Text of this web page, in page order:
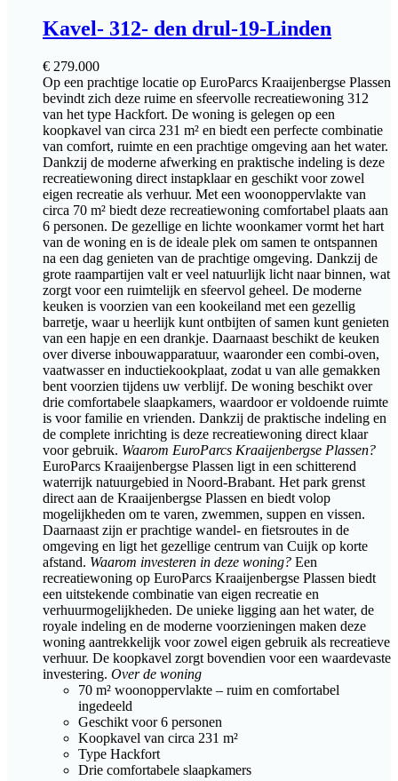
Kavel- 312- den drul-19-Linden
€ 279.000
Op een prachtige locatie op EuroParcs Kraaijenbergse Plassen
bevindt zich deze ruime en sfeervolle recreatiewoning 312
van het type Hackfort. De woning is gelegen op een
koopkavel van circa 231 m² en biedt een perfecte combinatie
van comfort, ruimte en een prachtige omgeving aan het water.
Dankzij de moderne afwerking en praktische indeling is deze
recreatiewoning direct instapklaar en geschikt voor zowel
eigen recreatie als verhuur. Met een woonoppervlakte van
circa 70 m² biedt deze recreatiewoning comfortabel plaats aan
6 personen. De gezellige en lichte woonkamer vormt het hart
van de woning en is de ideale plek om samen te ontspannen
na een dag genieten van de prachtige omgeving. Dankzij de
grote raampartijen valt er veel natuurlijk licht naar binnen, wat
zorgt voor een ruimtelijk en sfeervol geheel. De moderne
keuken is voorzien van een kookeiland met een gezellig
barretje, waar u heerlijk kunt ontbijten of samen kunt genieten
van een hapje en een drankje. Daarnaast beschikt de keuken
over diverse inbouwapparatuur, waaronder een combi-oven,
vaatwasser en inductiekookplaat, zodat u van alle gemakken
bent voorzien tijdens uw verblijf. De woning beschikt over
drie comfortabele slaapkamers, waardoor er voldoende ruimte
is voor familie en vrienden. Dankzij de praktische indeling en
de complete inrichting is deze recreatiewoning direct klaar
voor gebruik. Waarom EuroParcs Kraaijenbergse Plassen?
EuroParcs Kraaijenbergse Plassen ligt in een schitterend
waterrijk natuurgebied in Noord-Brabant. Het park grenst
direct aan de Kraaijenbergse Plassen en biedt volop
mogelijkheden om te varen, zwemmen, suppen en vissen.
Daarnaast zijn er prachtige wandel- en fietsroutes in de
omgeving en ligt het gezellige centrum van Cuijk op korte
afstand. Waarom investeren in deze woning? Een
recreatiewoning op EuroParcs Kraaijenbergse Plassen biedt
een uitstekende combinatie van eigen recreatie en
verhuurmogelijkheden. De unieke ligging aan het water, de
royale indeling en de moderne voorzieningen maken deze
woning aantrekkelijk voor zowel eigen gebruik als recreatieve
verhuur. De koopkavel zorgt bovendien voor een waardevaste
investering. Over de woning
70 m² woonoppervlakte – ruim en comfortabel
ingedeeld
Geschikt voor 6 personen
Koopkavel van circa 231 m²
Type Hackfort
Drie comfortabele slaapkamers